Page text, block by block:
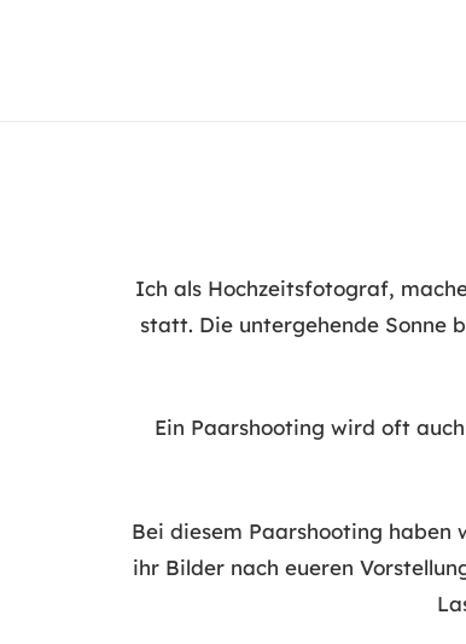
Ich als Hochzeitsfotograf,
statt. Die untergehende Sonne
Ein Paarshooting wird oft
Bei diesem Paarshooting haben
ihr Bilder nach eueren